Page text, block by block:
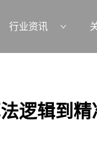
行业资讯
逻辑到精